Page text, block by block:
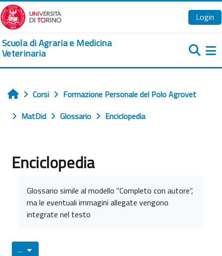
Vai al contenuto principale
Login
Scuola di Agraria e Medicina
Veterinaria
Home
Corsi
Formazione Personale del Polo Agrovet
MatDid
Glossario Enciclopedia
Enciclopedia
Glossario simile al modello "Completo con autore”,
ma le eventuali immagini allegate vengono
integrate nel testo
... Esporta voci